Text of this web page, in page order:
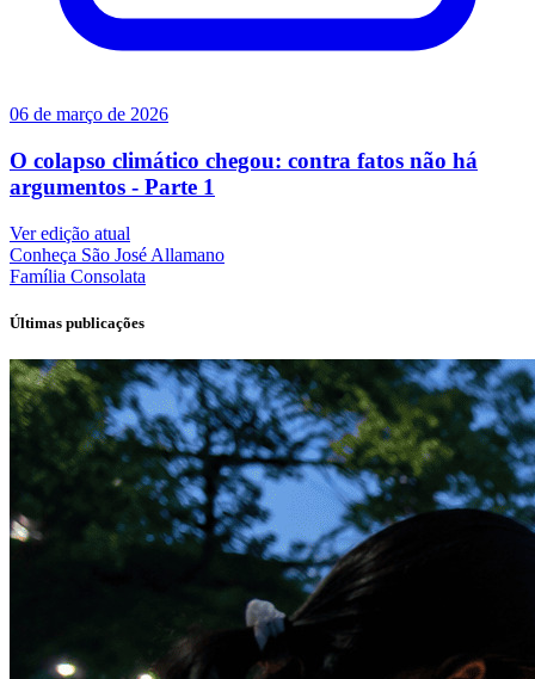
06 de março de 2026
O colapso climático chegou: contra fatos não há
argumentos - Parte 1
Ver edição atual
Conheça São José Allamano
Família Consolata
Últimas publicações